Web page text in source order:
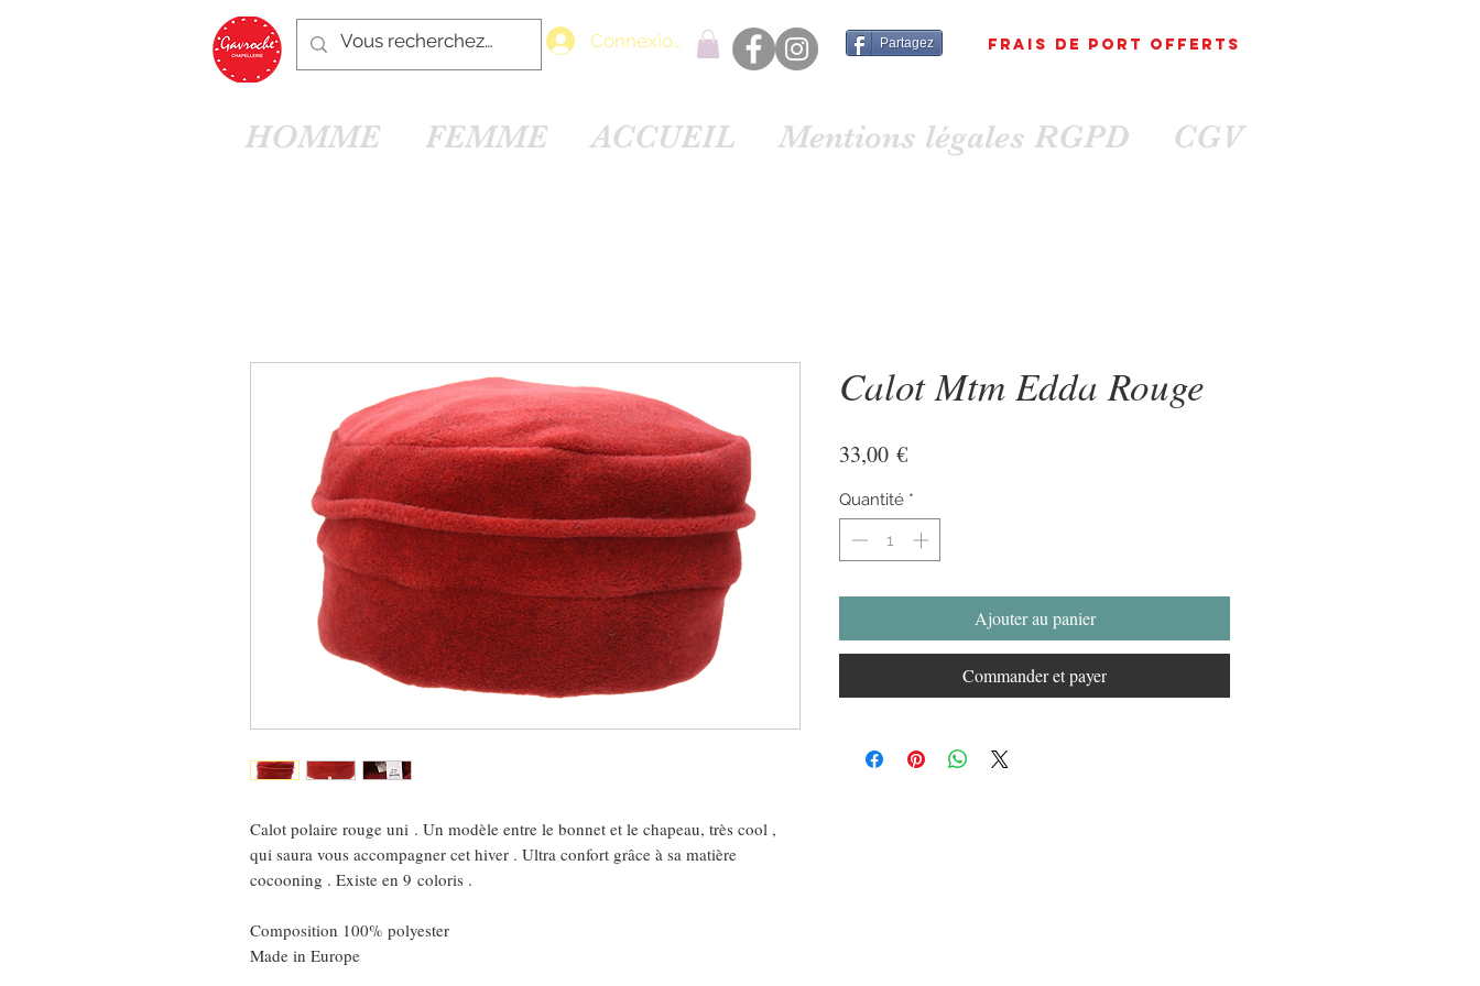
Connexion Partagez FRAIS DE PORT OFFErts
HOMME FEMME ACCUEIL Mentions légales RGPD CGV
Calot polaire rouge uni . Un modèle entre le bonnet et le chapeau, très cool ,
qui saura vous accompagner cet hiver . Ultra confort grâce à sa matière
cocooning . Existe en 9 coloris .
Composition 100% polyester
Made in Europe
Calot Mtm Edda Rouge
33,00 €Prix
Quantité *
Ajouter au panier
Commander et payer